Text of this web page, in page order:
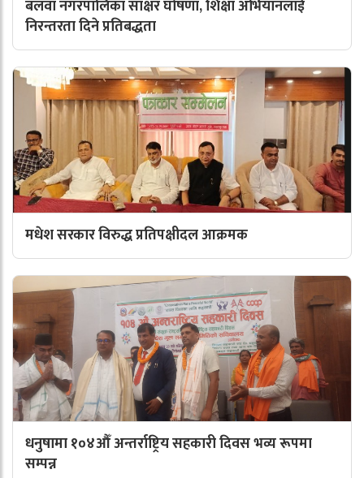
बलवा नगरपालिका साक्षर घोषणा, शिक्षा अभियानलाई
निरन्तरता दिने प्रतिबद्धता
मधेश सरकार विरुद्ध प्रतिपक्षीदल आक्रमक
धनुषामा १०४औँ अन्तर्राष्ट्रिय सहकारी दिवस भव्य रूपमा
सम्पन्न